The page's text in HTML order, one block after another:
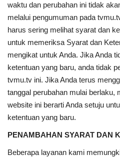
waktu dan perubahan ini tidak
melalui pengumuman pada
harus sering melihat syarat dan
untuk memeriksa Syarat dan
mengikat untuk Anda. Jika Anda
ketentuan yang baru, anda tidak
tvmu.tv ini. Jika Anda terus
tanggal perubahan mulai berlaku,
website ini berarti Anda setuju
ketentuan yang baru.
PENAMBAHAN SYARAT DAN
Beberapa layanan kami